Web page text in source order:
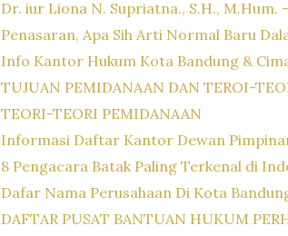
Dr. iur Liona N. Supriatna., S.H., M.Hum.
Penasaran, Apa Sih Arti Normal Baru
Info Kantor Hukum Kota Bandung &
TUJUAN PEMIDANAAN DAN TEROI-
TEORI-TEORI PEMIDANAAN
Informasi Daftar Kantor Dewan
8 Pengacara Batak Paling Terkenal di
Dafar Nama Perusahaan Di Kota
DAFTAR PUSAT BANTUAN HUKUM